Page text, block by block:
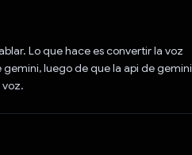
Lo que hace es convertir la voz
luego de que la api de gemini